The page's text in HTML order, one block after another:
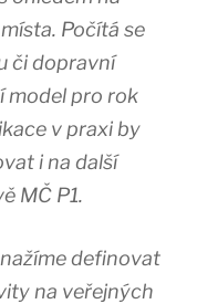
Počítá se
či dopravní
model pro rok
v praxi by
i na další
MČ P1.
definovat
na veřejných